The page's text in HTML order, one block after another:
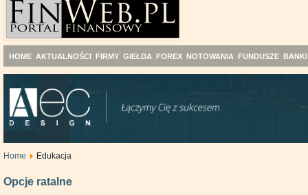
HOME AKTUALNOŚCI FIRMY GIEŁDA FOREX NOTOWANIA FUNDUSZE BANKI
Home Edukacja
Opcje ratalne